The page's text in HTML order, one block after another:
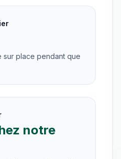
sur place pendant que
notre